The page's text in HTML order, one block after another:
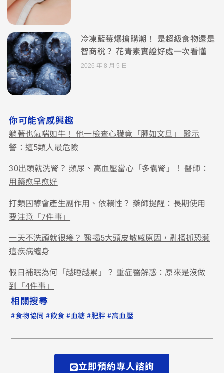
冷凍藍莓爆搶購潮！ 是超級食物還是
智商稅？ 花青素實證好處一次看懂
2026 年 8 月 5 日
你可能會感興趣
躺著也氣喘如牛！ 他一檢查心臟竟「腫如文旦」 醫示
警：這5類人最危險
30出頭就洗腎？ 頻尿、高血壓當心「多囊腎」！ 醫師：
用藥愈早愈好
打類固醇會產生副作用、依賴性？ 藥師提醒：長期使用
要注意「7件事」
一天不洗頭就很癢？ 醫揭5大頭皮敏感原因，亂搔抓恐惹
這疾病纏身
假日補眠為何「越睡越累」？ 重症醫解惑：原來是沒做
到「4件事」
相關搜尋
#食物協同 #飲食 #血糖 #肥胖 #高血壓
立即預約專人諮詢